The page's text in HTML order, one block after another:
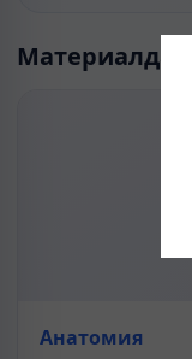
Материалдар
Анатомия